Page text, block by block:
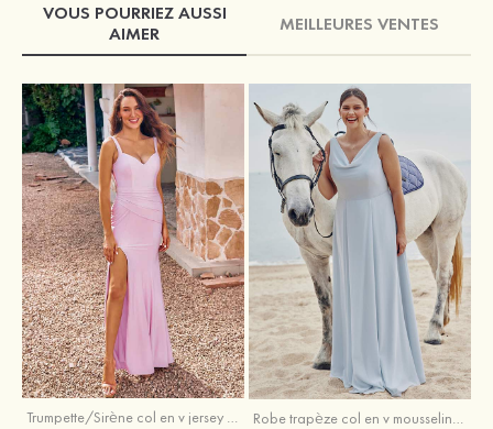
VOUS POURRIEZ AUSSI
AIMER
MEILLEURES VENTES
Trumpette/Sirène col en v jersey ras du sol robe de demoiselle d'honneur